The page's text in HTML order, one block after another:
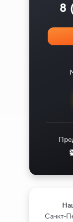
8
Санкт-